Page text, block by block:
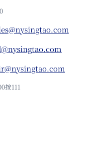
按111